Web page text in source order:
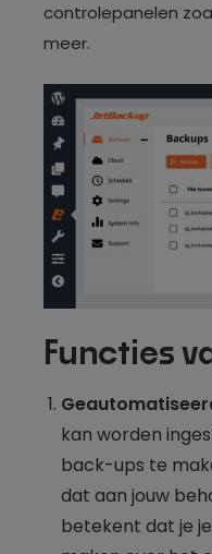
controlepanelen
meer.
Functies
kan worden
back-ups te
dat aan jouw
betekent dat je